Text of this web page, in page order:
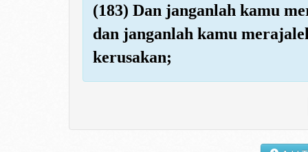
(183) Dan janganlah kamu
dan janganlah kamu
kerusakan;